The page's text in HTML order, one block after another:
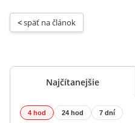
< späť na článok
Najčítanejšie
4 hod 24 hod 7 dní